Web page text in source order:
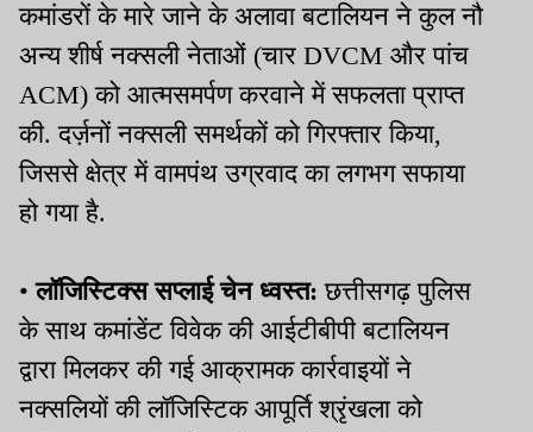
कमांडरों के मारे जाने के अलावा बटालियन ने कुल नौ
अन्य शीर्ष नक्सली नेताओं (चार DVCM और पांच
ACM) को आत्मसमर्पण करवाने में सफलता प्राप्त
की. दर्ज़नों नक्सली समर्थकों को गिरफ्तार किया,
जिससे क्षेत्र में वामपंथ उग्रवाद का लगभग सफाया
हो गया है.
•लॉजिस्टिक्स सप्लाई चेन ध्वस्त: छत्तीसगढ़ पुलिस
के साथ कमांडेंट विवेक की आईटीबीपी बटालियन
द्वारा मिलकर की गई आक्रामक कार्रवाइयों ने
नक्सलियों की लॉजिस्टिक आपूर्ति श्रृंखला को